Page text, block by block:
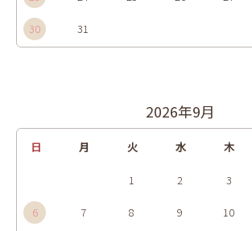
30 31
2026年9月
日 月 火 水 木
1 2 3
6 7 8 9 10